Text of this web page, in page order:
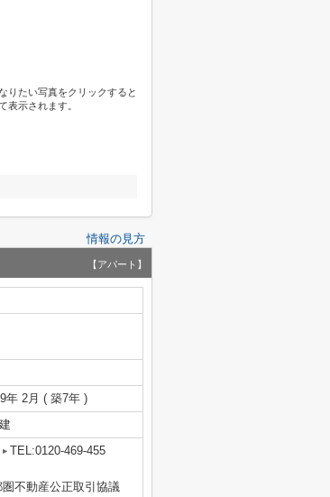
りたい写真をクリックすると
表示されます。
情報の見方
【アパート】
年 2月 ( 築7年 )
TEL:0120-469-455
不動産公正取引協議